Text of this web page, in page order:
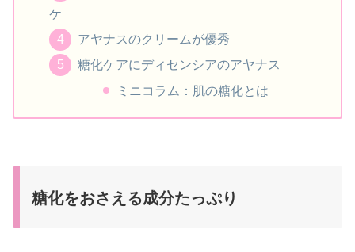
ケ
アヤナスのクリームが優秀
糖化ケアにディセンシアのアヤナス
ミニコラム：肌の糖化とは
糖化をおさえる成分たっぷり